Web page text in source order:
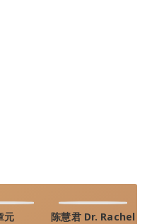
元 陈慧君 Dr. Rachel